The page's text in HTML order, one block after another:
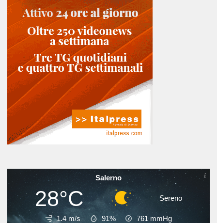
Salerno
28°C Sereno
1.4 m/s 91% 761 mmHg